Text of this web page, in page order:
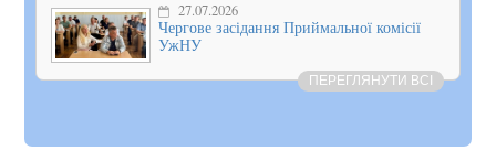
27.07.2026
Чергове засідання Приймальної комісії
УжНУ
ПЕРЕГЛЯНУТИ ВСІ